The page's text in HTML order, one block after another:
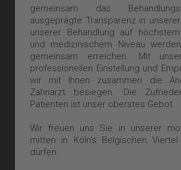
gemeinsam das
ausgeprägte Transparenz in
unserer Behandlung auf
und medizinischem Niveau
gemeinsam erreichen. Mit
professionellen Einstellung und
wir mit Ihnen zusammen die
Zahnarzt besiegen. Die
Patienten ist unser oberstes Gebot.
Wir freuen uns Sie in unserer
mitten in Köln’s Belgischen
dürfen.